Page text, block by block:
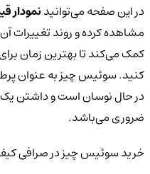
در این صفحه می‌توانیدنمودار
مشاهده کرده و روند تغییرات
کمک می‌کند تا بهترین زمان برای
کنید. سوئیس چیز به عنوان
در حال نوسان است و داشتن
ضروری می‌باشد.
خرید سوئیس چیز در صرافی